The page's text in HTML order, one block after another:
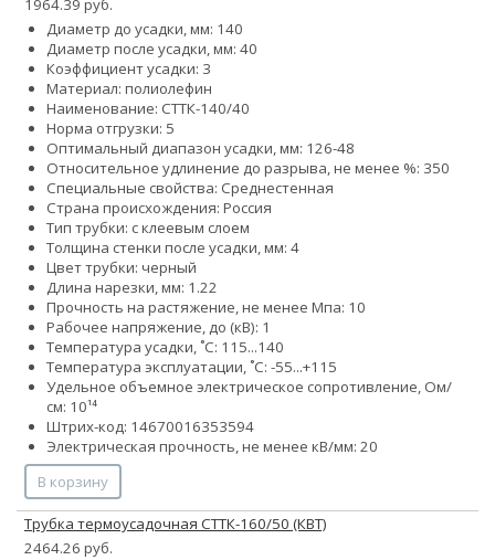
1964.39 руб.
Диаметр до усадки, мм: 140
Диаметр после усадки, мм: 40
Коэффициент усадки: 3
Материал: полиолефин
Наименование: СТТК-140/40
Норма отгрузки: 5
Оптимальный диапазон усадки, мм: 126-48
Относительное удлинение до разрыва, не менее %: 350
Специальные свойства: Среднестенная
Страна происхождения: Россия
Тип трубки: с клеевым слоем
Толщина стенки после усадки, мм: 4
Цвет трубки: черный
Длина нарезки, мм: 1.22
Прочность на растяжение, не менее Мпа: 10
Рабочее напряжение, до (кВ): 1
Температура усадки, ˚С: 115...140
Температура эксплуатации, ˚С: -55...+115
Удельное объемное электрическое сопротивление, Ом/
см: 10¹⁴
Штрих-код: 14670016353594
Электрическая прочность, не менее кВ/мм: 20
В корзину
Трубка термоусадочная СТТК-160/50 (КВТ)
2464.26 руб.